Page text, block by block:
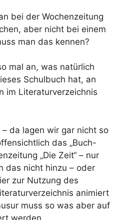
bei der Wochenzeitung
aber nicht bei einem
man das kennen?
mal an, was natürlich
Schulbuch hat, an
im Literaturverzeichnis
da lagen wir gar nicht so
das „Buch-
„Die Zeit“ – nur
das nicht hinzu – oder
zur Nutzung des
animiert
muss so was aber auf
werden.